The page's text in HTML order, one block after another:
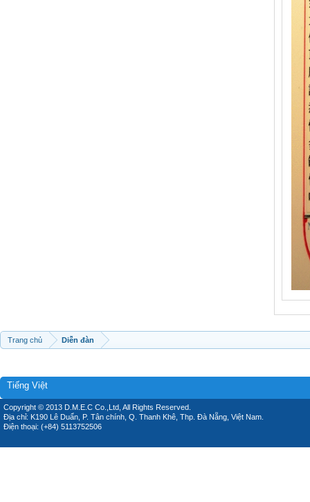
Trang chủ Diễn đàn
Tiếng Việt
Copyright © 2013 D.M.E.C Co.,Ltd, All Rights Reserved.
Địa chỉ: K190 Lê Duẩn, P. Tân chính, Q. Thanh Khê, Thp. Đà Nẵng, Việt Nam.
Điện thoại: (+84) 5113752506